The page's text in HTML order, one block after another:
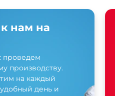
нам на
проведем
производству.
на каждый
день и